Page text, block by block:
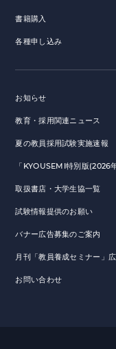
書籍購入
各種申し込み
お知らせ
教育・採用関連ニュース
夏の教員採用試験実施速報
「KYOUSEMI特別版(2026
取扱書店・大学生協一覧
試験情報提供のお願い
バナー広告募集のご案内
月刊「教員養成セミナー」
お問い合わせ